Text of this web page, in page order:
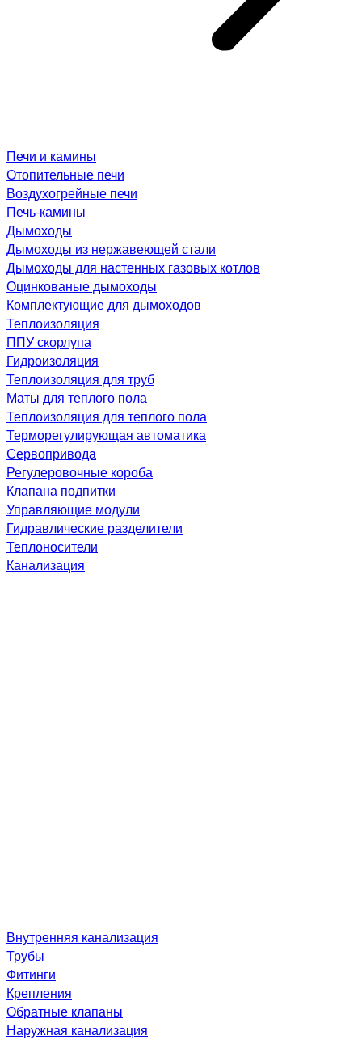
Печи и камины
Отопительные печи
Воздухогрейные печи
Печь-камины
Дымоходы
Дымоходы из нержавеющей стали
Дымоходы для настенных газовых котлов
Оцинкованые дымоходы
Комплектующие для дымоходов
Теплоизоляция
ППУ скорлупа
Гидроизоляция
Теплоизоляция для труб
Маты для теплого пола
Теплоизоляция для теплого пола
Терморегулирующая автоматика
Сервопривода
Регулеровочные короба
Клапана подпитки
Управляющие модули
Гидравлические разделители
Теплоносители
Канализация
Внутренняя канализация
Трубы
Фитинги
Крепления
Обратные клапаны
Наружная канализация